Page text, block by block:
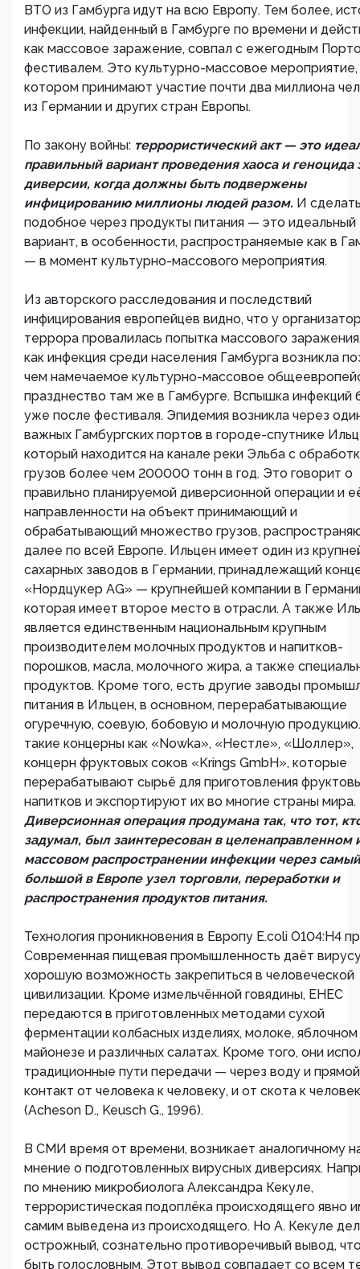
ВТО из Гамбурга идут на всю Европу. Тем более,
инфекции, найденный в Гамбурге по времени и
как массовое заражение, совпал с ежегодным
фестивалем. Это культурно-массовое мероприятие,
котором принимают участие почти два миллиона
из Германии и других стран Европы.
По закону войны: террористический акт — это
правильный вариант проведения хаоса и геноцида
диверсии, когда должны быть подвержены
инфицированию миллионы людей разом. И
подобное через продукты питания — это идеальный
вариант, в особенности, распространяемые как в
— в момент культурно-массового мероприятия.
Из авторского расследования и последствий
инфицирования европейцев видно, что у
террора провалилась попытка массового
как инфекция среди населения Гамбурга возникла
чем намечаемое культурно-массовое
празднество там же в Гамбурге. Вспышка инфекций
уже после фестиваля. Эпидемия возникла через
важных Гамбургских портов в городе-спутнике
который находится на канале реки Эльба с
грузов более чем 200000 тонн в год. Это говорит о
правильно планируемой диверсионной операции и
направленности на объект принимающий и
обрабатывающий множество грузов,
далее по всей Европе. Ильцен имеет один из
сахарных заводов в Германии, принадлежащий
«Нордцукер AG» — крупнейшей компании в
которая имеет второе место в отрасли. А также
является единственным национальным крупным
производителем молочных продуктов и напитков-
порошков, масла, молочного жира, а также
продуктов. Кроме того, есть другие заводы
питания в Ильцен, в основном, перерабатывающие
огуречную, соевую, бобовую и молочную
такие концерны как «Nowka», «Нестле», «Шоллер»,
концерн фруктовых соков «Krings GmbH», которые
перерабатывают сырьё для приготовления
напитков и экспортируют их во многие страны мира.
Диверсионная операция продумана так, что тот,
задумал, был заинтересован в целенаправленном
массовом распространении инфекции через самый
большой в Европе узел торговли, переработки и
распространения продуктов питания.
Технология проникновения в Европу E.coli O104:H4
Современная пищевая промышленность даёт
хорошую возможность закрепиться в человеческой
цивилизации. Кроме измельчённой говядины, ЕНЕС
передаются в приготовленных методами сухой
ферментации колбасных изделиях, молоке,
майонезе и различных салатах. Кроме того, они
традиционные пути передачи — через воду и прямой
контакт от человека к человеку, и от скота к
(Acheson D., Keusch G., 1996).
В СМИ время от времени, возникает аналогичному
мнение о подготовленных вирусных диверсиях.
по мнению микробиолога Александра Кекуле,
террористическая подоплёка происходящего явно
самим выведена из происходящего. Но А. Кекуле
острожный, сознательно противоречивый вывод,
быть голословным. Этот вывод совпадает со всем